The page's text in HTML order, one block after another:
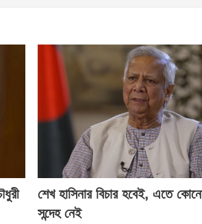
শেখ হাসিনার বিচার হবেই, এতে
সন্দেহ নেই